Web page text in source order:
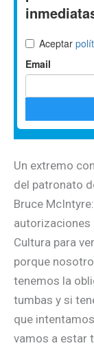
Un extremo
del patronato
Bruce
autorizaciones
Cultura para
porque
tenemos la
tumbas y si
que
vamos a estar